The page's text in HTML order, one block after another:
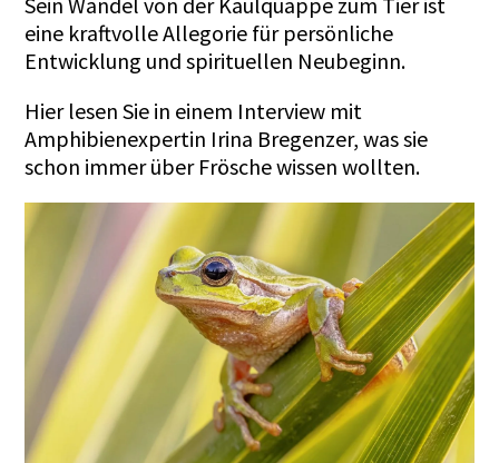
eine kraftvolle Allegorie für persönliche
Entwicklung und spirituellen Neubeginn.
Hierlesen Sie in einem Interview mit
Amphibienexpertin Irina Bregenzer, was sie
schon immer über Frösche wissen wollten.